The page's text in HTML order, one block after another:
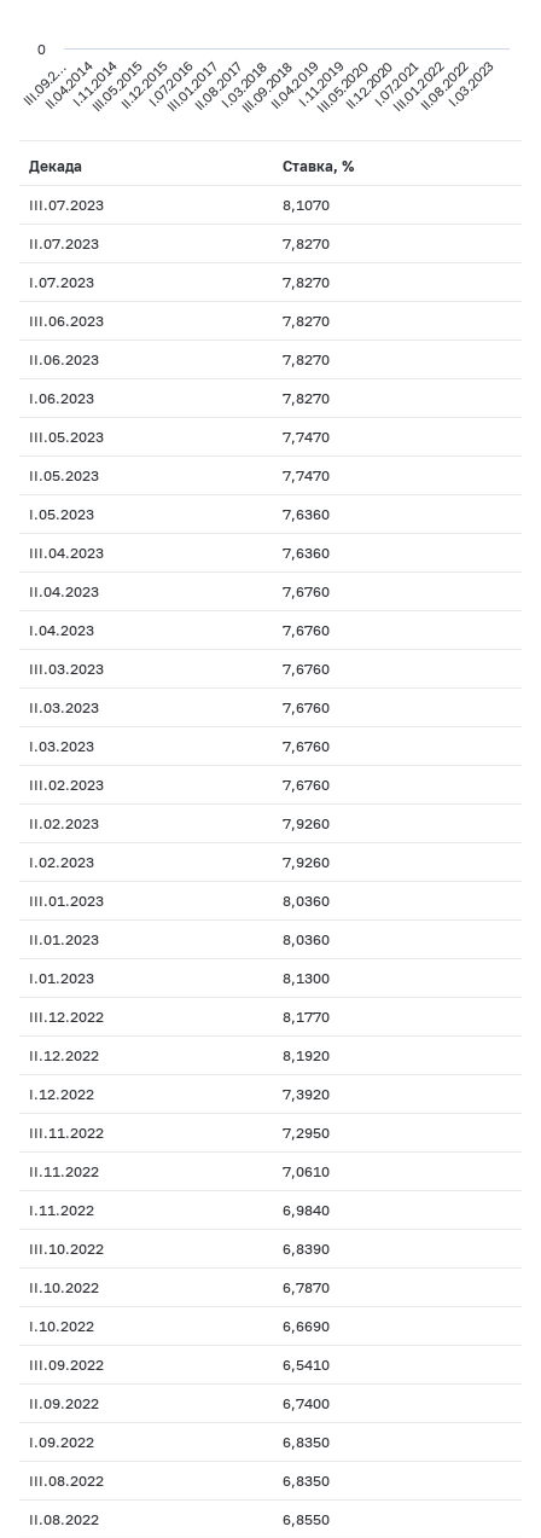
III.09.2… III.09.2018
II.04.2014I.11.2014
III.05.2015II.12.2015I.07.2016
III.01.2017II.08.2017I.03.2018II.04.2019I.11.2019
III.05.2020II.12.2020I.07.2021
III.01.2022II.08.2022I.03.2023
0
Декада Ставка, %
III.07.2023 8,1070
II.07.2023 7,8270
I.07.2023 7,8270
III.06.2023 7,8270
II.06.2023 7,8270
I.06.2023 7,8270
III.05.2023 7,7470
II.05.2023 7,7470
I.05.2023 7,6360
III.04.2023 7,6360
II.04.2023 7,6760
I.04.2023 7,6760
III.03.2023 7,6760
II.03.2023 7,6760
I.03.2023 7,6760
III.02.2023 7,6760
II.02.2023 7,9260
I.02.2023 7,9260
III.01.2023 8,0360
II.01.2023 8,0360
I.01.2023 8,1300
III.12.2022 8,1770
II.12.2022 8,1920
I.12.2022 7,3920
III.11.2022 7,2950
II.11.2022 7,0610
I.11.2022 6,9840
III.10.2022 6,8390
II.10.2022 6,7870
I.10.2022 6,6690
III.09.2022 6,5410
II.09.2022 6,7400
I.09.2022 6,8350
III.08.2022 6,8350
II.08.2022 6,8550